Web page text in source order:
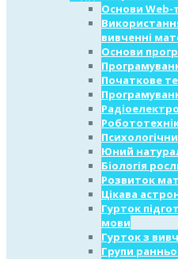
Основи Web-
вивченні
Основи
Початкове
Юний
Біологія
Розвиток
Цікава
Гурток
мови
Гурток з
Групи